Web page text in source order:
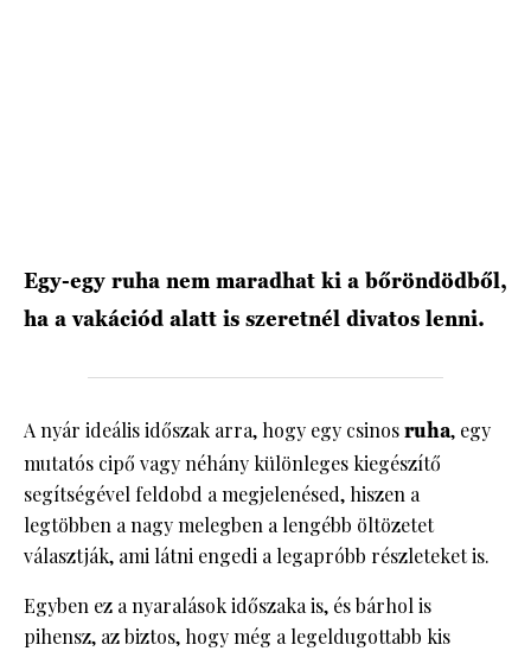
Egy-egy ruha nem maradhat ki a bőröndödből,
ha a vakációd alatt is szeretnél divatos lenni.
A nyár ideális időszak arra, hogy egy csinosruha, egy
mutatós cipő vagy néhány különleges kiegészítő
segítségével feldobd a megjelenésed, hiszen a
legtöbben a nagy melegben a lengébb öltözetet
választják, ami látni engedi a legapróbb részleteket is.
Egyben ez a nyaralások időszaka is, és bárhol is
pihensz, az biztos, hogy még a legeldugottabb kis